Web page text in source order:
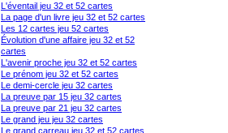
L'éventail jeu 32 et 52 cartes
La page d'un livre jeu 32 et 52 cartes
Les 12 cartes jeu 52 cartes
Évolution d'une affaire jeu 32 et 52
cartes
L'avenir proche jeu 32 et 52 cartes
Le prénom jeu 32 et 52 cartes
Le demi-cercle jeu 32 cartes
La preuve par 15 jeu 32 cartes
La preuve par 21 jeu 32 cartes
Le grand jeu jeu 32 cartes
Le grand carreau jeu 32 et 52 cartes